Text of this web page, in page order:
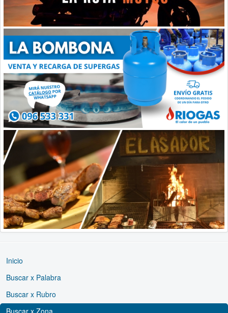
Inicio
Buscar x Palabra
Buscar x Rubro